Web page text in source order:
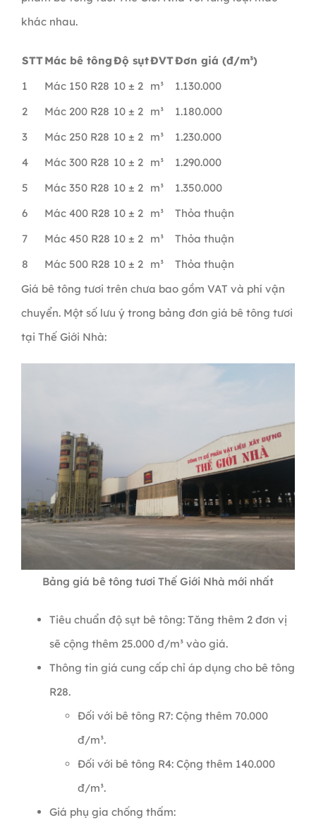
khác nhau.
STTMác bê tôngĐộ sụtĐVTĐơn giá (đ/m³)
1
Mác 150 R28 10 ± 2 m³
1.130.000
2
Mác 200 R28 10 ± 2 m³
1.180.000
3
Mác 250 R28 10 ± 2 m³
1.230.000
4
Mác 300 R28 10 ± 2 m³
1.290.000
5
Mác 350 R28 10 ± 2 m³
1.350.000
6
Mác 400 R28 10 ± 2 m³
Thỏa thuận
7
Mác 450 R28 10 ± 2 m³
Thỏa thuận
8
Mác 500 R28 10 ± 2 m³
Thỏa thuận
Giá bê tông tươi trên chưa bao gồm VAT và phí vận
chuyển. Một số lưu ý trong bảng đơn giá bê tông tươi
tại Thế Giới Nhà:
Bảng giá bê tông tươi Thế Giới Nhà mới nhất
Tiêu chuẩn độ sụt bê tông: Tăng thêm 2 đơn vị
sẽ cộng thêm 25.000 đ/m³ vào giá.
Thông tin giá cung cấp chỉ áp dụng cho bê tông
R28.
Đối với bê tông R7: Cộng thêm 70.000
đ/m³.
Đối với bê tông R4: Cộng thêm 140.000
đ/m³.
Giá phụ gia chống thấm: